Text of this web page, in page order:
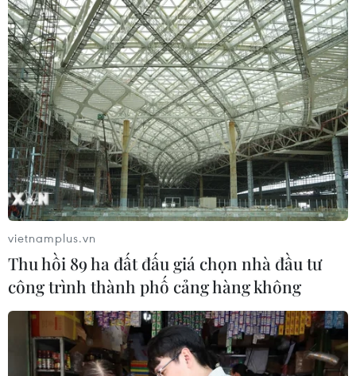
vietnamplus.vn
Thu hồi 89 ha đất đấu giá chọn nhà đầu tư
công trình thành phố cảng hàng không